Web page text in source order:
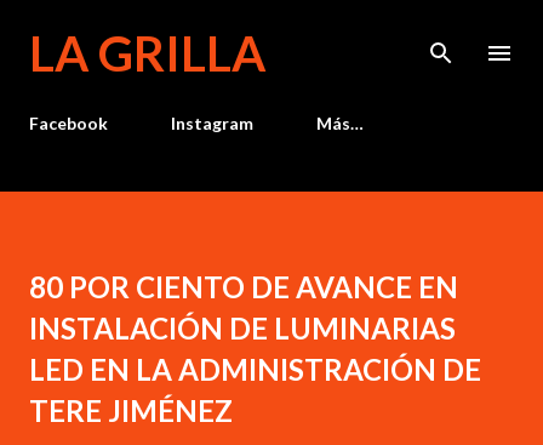
LA GRILLA
Facebook Instagram Más…
80 POR CIENTO DE AVANCE EN
INSTALACIÓN DE LUMINARIAS
LED EN LA ADMINISTRACIÓN DE
TERE JIMÉNEZ